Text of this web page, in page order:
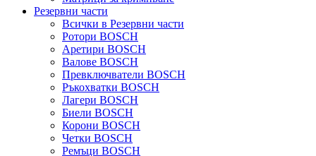
Резервни части
Всички в Резервни части
Ротори BOSCH
Аретири BOSCH
Валове BOSCH
Превключватели BOSCH
Ръкохватки BOSCH
Лагери BOSCH
Биели BOSCH
Корони BOSCH
Четки BOSCH
Ремъци BOSCH